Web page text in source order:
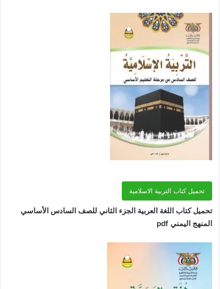
تحميل كتاب التربية الاسلامية
تحميل كتاب اللغة العربية الجزء الثاني للصف السادس الأساسي
المنهج اليمني pdf